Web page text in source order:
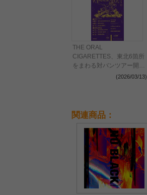
THE ORAL
CIGARETTES、東北6箇所
をまわる対バンツアー開催
決定 Enfants、(2026/03/13)
関連商品：